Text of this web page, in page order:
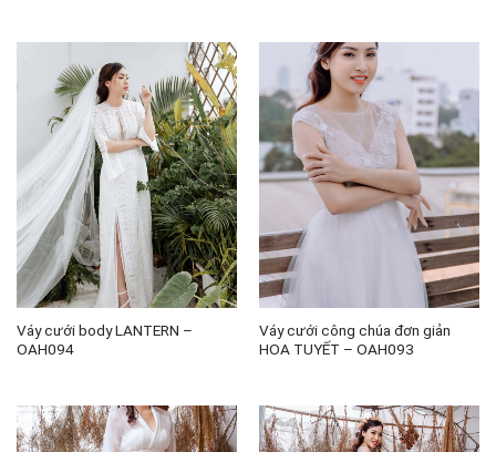
Váy cưới body LANTERN –
OAH094
Váy cưới công chúa đơn giản
HOA TUYẾT – OAH093